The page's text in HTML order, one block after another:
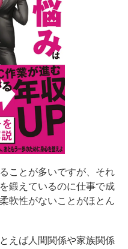
ことが多いですが、それ
鍛えているのに仕事で成
軟性がないことがほとん
えば人間関係や家族関係